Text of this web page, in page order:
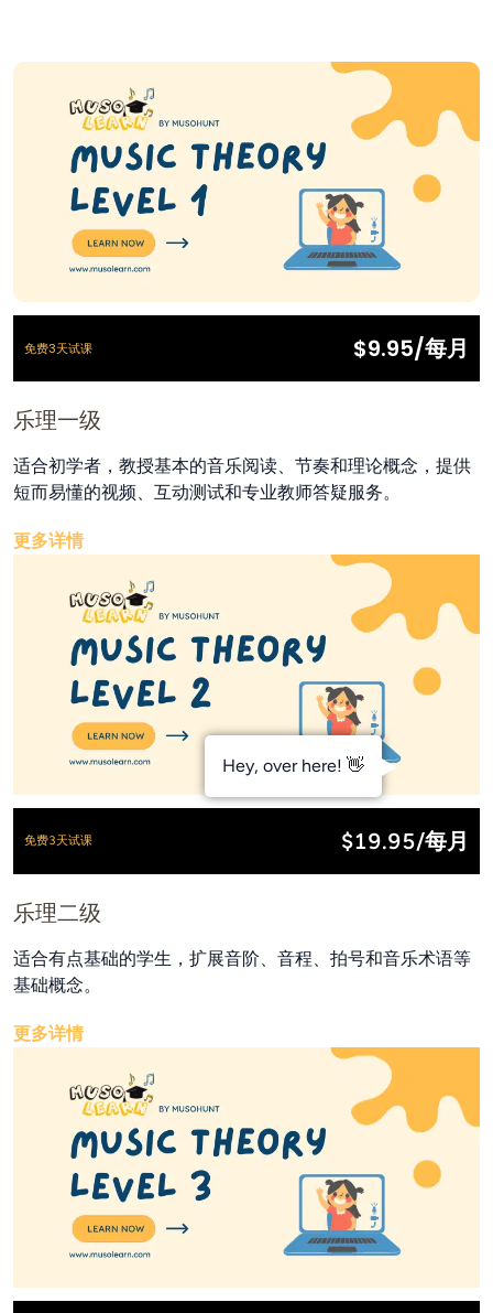
免费3天试课 $9.95/每月
乐理一级
适合初学者，教授基本的音乐阅读、节奏和理论概念，提供
短而易懂的视频、互动测试和专业教师答疑服务。
更多详情
免费3天试课 $19.95/每月
乐理二级
适合有点基础的学生，扩展音阶、音程、拍号和音乐术语等
基础概念。
更多详情
Hey, over here! 👋